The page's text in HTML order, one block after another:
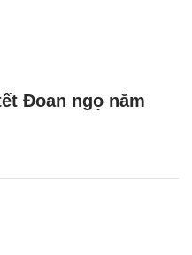
Đoan ngọ năm